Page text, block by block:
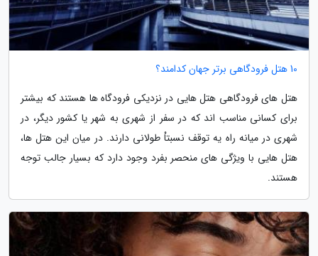
10 هتل فرودگاهی برتر جهان کدامند؟
هتل های فرودگاهی هتل هایی در نزدیکی فرودگاه ها هستند که بیشتر
برای کسانی مناسب اند که در سفر از شهری به شهر یا کشور دیگر، در
شهری در میانه راه یه توقف نسبتاْ طولانی دارند. در میان این هتل ها،
هتل هایی با ویژگی های منحصر بفرد وجود دارد که بسیار جالب توجه
هستند.